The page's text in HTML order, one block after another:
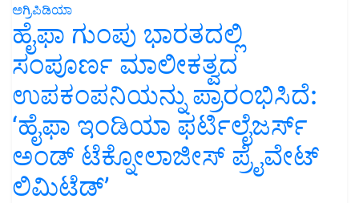
ಅಗ್ರಿಪಿಡಿಯಾ
ಹೈಫಾ ಗುಂಪು ಭಾರತದಲ್ಲಿ
ಸಂಪೂರ್ಣ ಮಾಲೀಕತ್ವದ
ಉಪಕಂಪನಿಯನ್ನು ಪ್ರಾರಂಭಿಸಿದೆ:
‘ಹೈಫಾ ಇಂಡಿಯಾ ಫರ್ಟಿಲೈಜರ್ಸ್
ಅಂಡ್ ಟೆಕ್ನೋಲಾಜೀಸ್ ಪ್ರೈವೇಟ್
ಲಿಮಿಟೆಡ್’